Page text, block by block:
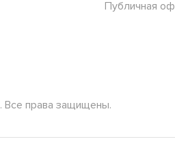
Публичная
права защищены.